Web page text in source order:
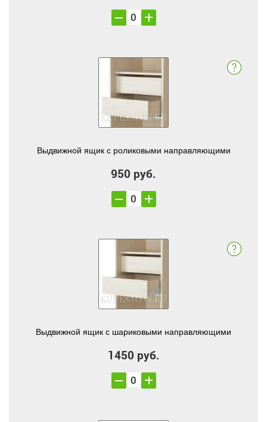
Выдвижной ящик с роликовыми направляющими
950 руб.
Выдвижной ящик с шариковыми направляющими
1450 руб.